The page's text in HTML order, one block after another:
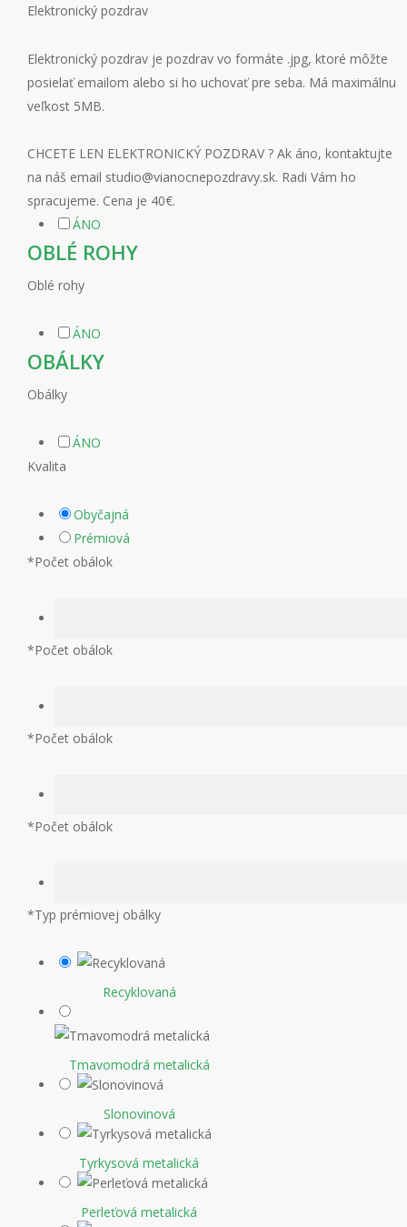
Elektronický pozdrav
Elektronický pozdrav je pozdrav vo formáte .jpg, ktoré môžte
posielať emailom alebo si ho uchovať pre seba. Má maximálnu
veľkost 5MB.
CHCETE LEN ELEKTRONICKÝ POZDRAV ? Ak áno, kontaktujte
na náš email studio@vianocnepozdravy.sk. Radi Vám ho
spracujeme. Cena je 40€.
ÁNO
OBLÉ ROHY
Oblé rohy
ÁNO
OBÁLKY
Obálky
ÁNO
Kvalita
Obyčajná
Prémiová
*Počet obálok
*Počet obálok
*Počet obálok
*Počet obálok
*Typ prémiovej obálky
Recyklovaná
Tmavomodrá metalická
Slonovinová
Tyrkysová metalická
Perleťová metalická